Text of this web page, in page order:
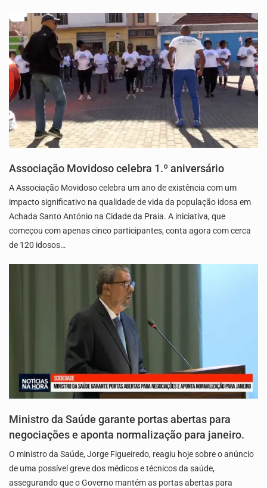
Associação Movidoso celebra 1.º aniversário
A Associação Movidoso celebra um ano de existência com um
impacto significativo na qualidade de vida da população idosa em
Achada Santo António na Cidade da Praia. A iniciativa, que
começou com apenas cinco participantes, conta agora com cerca
de 120 idosos…
Ministro da Saúde garante portas abertas para
negociações e aponta normalização para janeiro.
O ministro da Saúde, Jorge Figueiredo, reagiu hoje sobre o anúncio
de uma possível greve dos médicos e técnicos da saúde,
assegurando que o Governo mantém as portas abertas para